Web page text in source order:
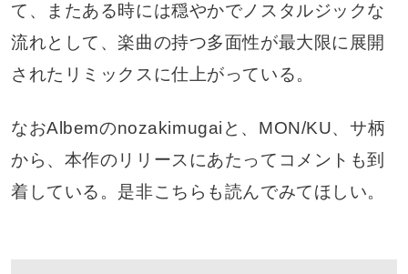
て、またある時には穏やかでノスタルジックな
流れとして、楽曲の持つ多面性が最大限に展開
されたリミックスに仕上がっている。
なおAlbemのnozakimugaiと、MON/KU、サ柄
から、本作のリリースにあたってコメントも到
着している。是非こちらも読んでみてほしい。